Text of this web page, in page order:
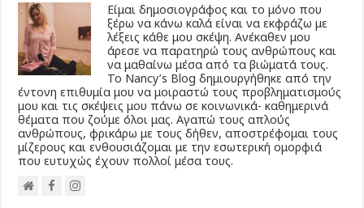
Είμαι δημοσιογράφος και το μόνο που
ξέρω να κάνω καλά είναι να εκφράζω με
λέξεις κάθε μου σκέψη. Ανέκαθεν μου
άρεσε να παρατηρώ τους ανθρώπους και
να μαθαίνω μέσα από τα βιώματά τους.
Το Νancy’s Βlog δημιουργήθηκε από την
έντονη επιθυμία μου να μοιραστώ τους προβληματισμούς
μου και τις σκέψεις μου πάνω σε κοινωνικά- καθημερινά
θέματα που ζούμε όλοι μας. Αγαπώ τους απλούς
ανθρώπους, φρικάρω με τους δήθεν, αποστρέφομαι τους
μίζερους και ενθουσιάζομαι με την εσωτερική ομορφιά
που ευτυχώς έχουν πολλοί μέσα τους.